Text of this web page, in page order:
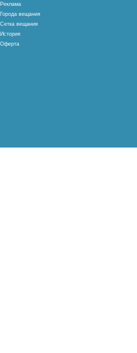
Реклама
Города вещания
Сетка вещания
История
Оферта